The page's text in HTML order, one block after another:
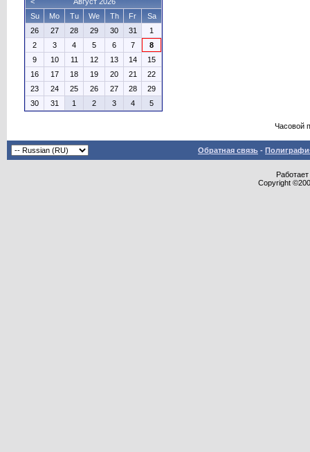
Su
Mo Tu We Th Fr
Sa
26
27 28 29 30 31
1
2
3 4 5 6 7
8
9
10 11 12 13 14
15
16
17 18 19 20 21
22
23
24 25 26 27 28
29
30
31 1 2 3 4 5
Часовой
Обратная связь -
Copyright